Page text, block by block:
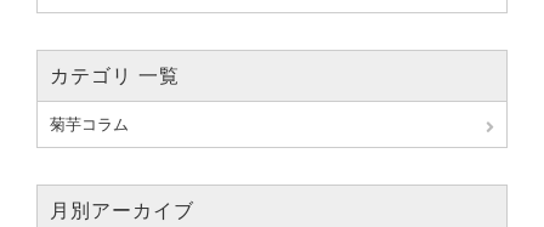
カテゴリ 一覧
菊芋コラム
月別アーカイブ